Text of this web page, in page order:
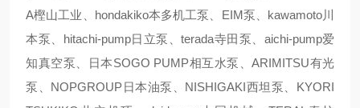
A樫山工业、hondakiko本多机工泵、EIM泵、kawamoto川
本泵、hitachi-pump日立泵、terada寺田泵、aichi-pump爱
知真空泵、日本SOGO PUMP相互水泵、ARIMITSU有光
泵、NOPGROUP日本油泵、NISHIGAKI西坦泵、KYORI